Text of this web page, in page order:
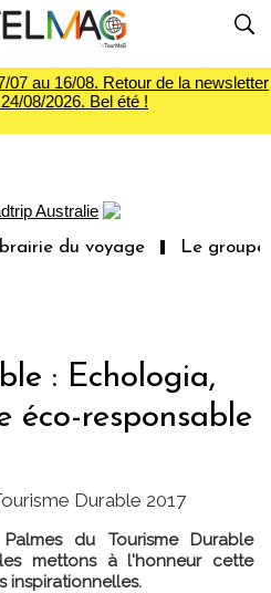
07 au 16/08. Retour de la newsletter
08/2026. Bel été !
voyage Le groupe
: Echologia,
éco-responsable
Durable 2017
du Tourisme Durable
mettons à l'honneur cette
inspirationnelles.